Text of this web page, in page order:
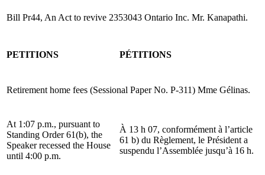
Bill Pr44, An Act to revive 2353043 Ontario Inc. Mr. Kanapathi.
PETITIONS PÉTITIONS
Retirement home fees (Sessional Paper No. P-311) Mme Gélinas.
At 1:07 p.m., pursuant to
Standing Order 61(b), the
Speaker recessed the House
until 4:00 p.m.
À 13 h 07, conformément à l’article
61 b) du Règlement, le Président a
suspendu l’Assemblée jusqu’à 16 h.